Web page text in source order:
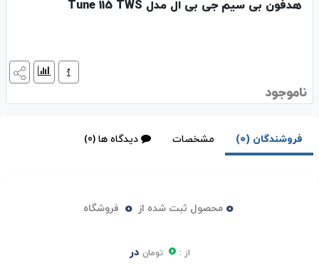
هدفون بی سیم جی بی ال مدل Tune 115 TWS
ناموجود
فروشندگان (0) مشخصات دیدگاه ها (0)
0 محصول ثبت شده از 0 فروشگاه
از : 0 تومان در